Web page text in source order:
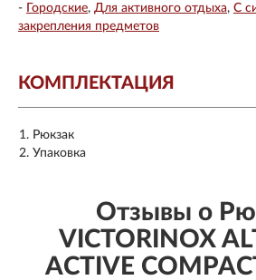
- Городские Для активного отдыха С
закрепления предметов
КОМПЛЕКТАЦИЯ
Рюкзак
Упаковка
Отзывы о
VICTORINOX
ACTIVE